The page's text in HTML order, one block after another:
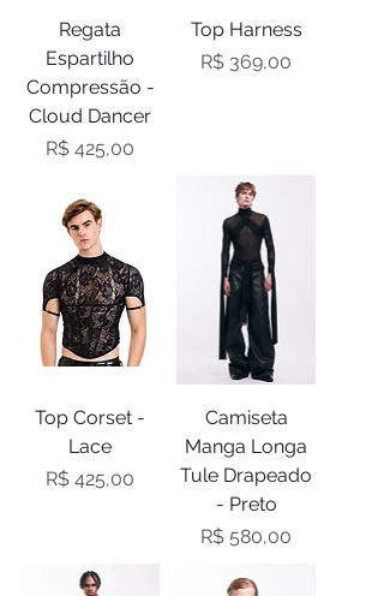
Regata
Espartilho
Compressão -
Cloud Dancer
Preço
R$ 425,00
Top Harness
Preço
R$ 369,00
Top Corset -
Lace
Preço
R$ 425,00
Camiseta
Manga Longa
Tule Drapeado
- Preto
Preço
R$ 580,00